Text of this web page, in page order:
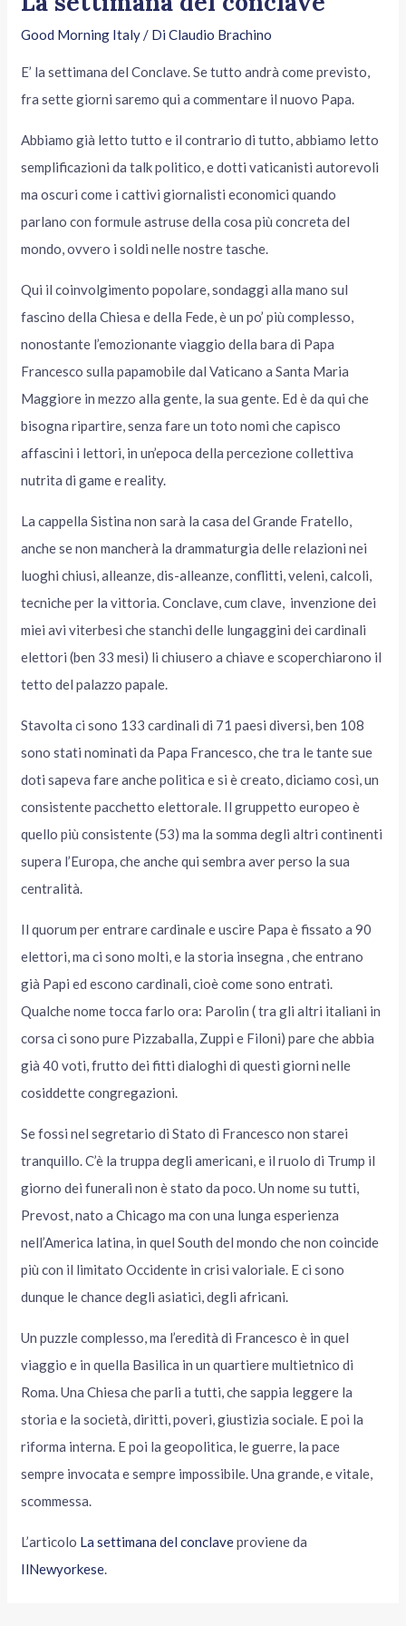
Good Morning Italy/ DiClaudio Brachino
E’ la settimana del Conclave. Se tutto andrà come previsto,
fra sette giorni saremo qui a commentare il nuovo Papa.
Abbiamo già letto tutto e il contrario di tutto, abbiamo letto
semplificazioni da talk politico, e dotti vaticanisti autorevoli
ma oscuri come i cattivi giornalisti economici quando
parlano con formule astruse della cosa più concreta del
mondo, ovvero i soldi nelle nostre tasche.
Qui il coinvolgimento popolare, sondaggi alla mano sul
fascino della Chiesa e della Fede, è un po’ più complesso,
nonostante l’emozionante viaggio della bara di Papa
Francesco sulla papamobile dal Vaticano a Santa Maria
Maggiore in mezzo alla gente, la sua gente. Ed è da qui che
bisogna ripartire, senza fare un toto nomi che capisco
affascini i lettori, in un’epoca della percezione collettiva
nutrita di game e reality.
La cappella Sistina non sarà la casa del Grande Fratello,
anche se non mancherà la drammaturgia delle relazioni nei
luoghi chiusi, alleanze, dis-alleanze, conflitti, veleni, calcoli,
tecniche per la vittoria. Conclave, cum clave, invenzione dei
miei avi viterbesi che stanchi delle lungaggini dei cardinali
elettori (ben 33 mesi) li chiusero a chiave e scoperchiarono il
tetto del palazzo papale.
Stavolta ci sono 133 cardinali di 71 paesi diversi, ben 108
sono stati nominati da Papa Francesco, che tra le tante sue
doti sapeva fare anche politica e si è creato, diciamo così, un
consistente pacchetto elettorale. Il gruppetto europeo è
quello più consistente (53) ma la somma degli altri continenti
supera l’Europa, che anche qui sembra aver perso la sua
centralità.
Il quorum per entrare cardinale e uscire Papa è fissato a 90
elettori, ma ci sono molti, e la storia insegna , che entrano
già Papi ed escono cardinali, cioè come sono entrati.
Qualche nome tocca farlo ora: Parolin ( tra gli altri italiani in
corsa ci sono pure Pizzaballa, Zuppi e Filoni) pare che abbia
già 40 voti, frutto dei fitti dialoghi di questi giorni nelle
cosiddette congregazioni.
Se fossi nel segretario di Stato di Francesco non starei
tranquillo. C’è la truppa degli americani, e il ruolo di Trump il
giorno dei funerali non è stato da poco. Un nome su tutti,
Prevost, nato a Chicago ma con una lunga esperienza
nell’America latina, in quel South del mondo che non coincide
più con il limitato Occidente in crisi valoriale. E ci sono
dunque le chance degli asiatici, degli africani.
Un puzzle complesso, ma l’eredità di Francesco è in quel
viaggio e in quella Basilica in un quartiere multietnico di
Roma. Una Chiesa che parli a tutti, che sappia leggere la
storia e la società, diritti, poveri, giustizia sociale. E poi la
riforma interna. E poi la geopolitica, le guerre, la pace
sempre invocata e sempre impossibile. Una grande, e vitale,
scommessa.
L’articolo La settimana del conclaveproviene da
IlNewyorkese.